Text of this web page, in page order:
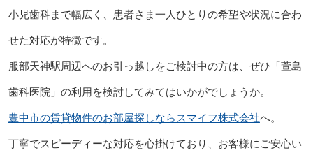
小児歯科まで幅広く、患者さま一人ひとりの希望や状況に合わ
せた対応が特徴です。
服部天神駅周辺へのお引っ越しをご検討中の方は、ぜひ「萱島
歯科医院」の利用を検討してみてはいかがでしょうか。
豊中市の賃貸物件のお部屋探しならスマイフ株式会社へ。
丁寧でスピーディーな対応を心掛けており、お客様にご安心い